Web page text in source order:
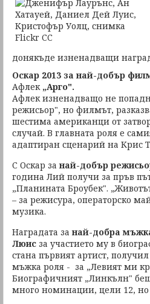
донякъде изненадващи
Оскар 2013 за най-добър
Афлек„Арго".
Афлек изненадващо не
режисьор", но филмът,
шестима американци от
случай. В главната роля е
адаптиран сценарий на Крис
С Оскар занай-добър
година Лий получи за пръв
„Планината Броубек".
– за режисура, операторско
музика.
Наградата занай-добра
Люис за участието му в
стана първият артист,
мъжка роля - за „Левият ми
Биографичният „Линкълн"
много номинации, цели 12, но